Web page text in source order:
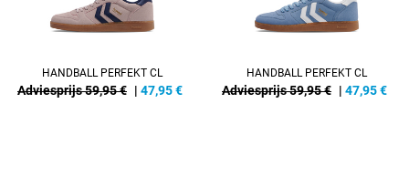
HANDBALL PERFEKT CL
Adviesprijs 59,95 € | 47,95€
HANDBALL PERFEKT CL
Adviesprijs 59,95 € | 47,95€